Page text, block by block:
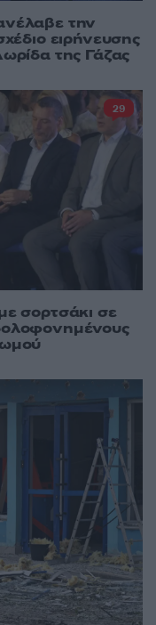
την
ειρήνευσης
της Γάζας
σορτσάκι σε
29